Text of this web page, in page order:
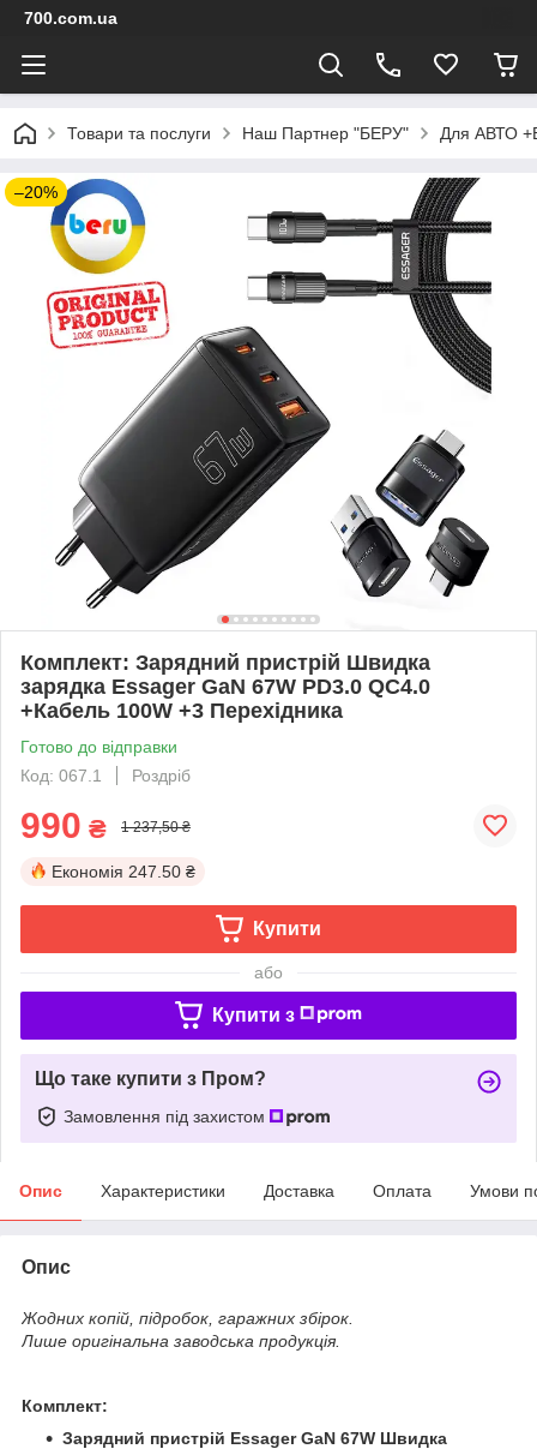
700.com.ua
Товари та послуги Наш Партнер "БЕРУ" Для АВТО
–20%
Комплект: Зарядний пристрій Швидка
зарядка Essager GaN 67W PD3.0 QC4.0
+Кабель 100W +3 Перехідника
Готово до відправки
Код: 067.1
Роздріб
990 ₴ 1 237,50 ₴
Економія 247.50 ₴
Купити
або
Купити з
Що таке купити з Пром?
Замовлення під захистом
Опис Характеристики Доставка Оплата Умови
Опис
Жодних копій, підробок, гаражних збірок.
Лише оригінальна заводська продукція.
Комплект:
Зарядний пристрій Essager GaN 67W Швидка